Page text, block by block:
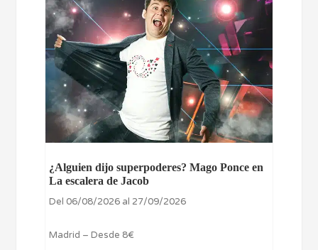
¿Alguien dijo superpoderes? Mago Ponce en
La escalera de Jacob
Del 06/08/2026 al 27/09/2026
Madrid – Desde 8€